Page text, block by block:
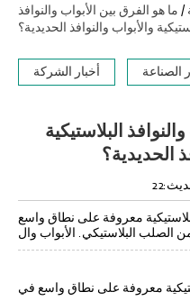
/ ما هو الفرق بين الأبواب والنوافذ
والأبواب والنوافذ الحديدية؟
أخبار الشركة الصناعة
البلاستيكية
الحديدية؟
معروفة على نطاق واسع
معروفة على نطاق واسع في